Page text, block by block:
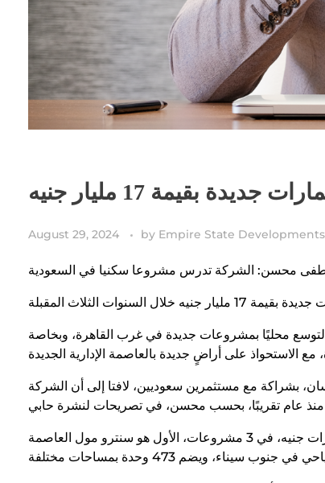
بقيمة 17 مليار جنيه
August 29, 2024 by Empire State Developments
محسن: الشركة تدرس مشروعا سكنيا في السعودية
محليًا بمشروعات جديدة في غرب القاهرة، وبخاصة
بشراكة مع مستثمرين سعوديين، لافتا إلى أن الشركة
وأشار رئيس مجلس إدارة إمباير ستيت إلى أن حجم استثمارات الشركة حاليًا يصل إلى 8 مليارات جنيه، في 3 مشروعات، الأول هو سنترو مول العاصمة